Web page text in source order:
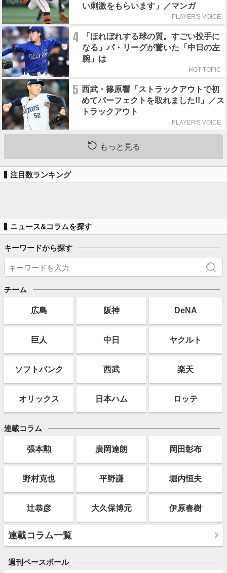
い刺激をもらいます」／マンガ
PLAYER'S VOICE
4
「ほれぼれする球の質。すごい投手に
なる」パ・リーグが驚いた「中日の左
腕」は
HOT TOPIC
5 西武・篠原響「ストラックアウトで初
めてパーフェクトを取れました!!」／ス
トラックアウト
PLAYER'S VOICE
もっと見る
注目数ランキング
ニュース&コラムを探す
キーワードから探す
チーム
広島 阪神 DeNA
巨人 中日 ヤクルト
ソフトバンク 西武 楽天
オリックス 日本ハム ロッテ
連載コラム
張本勲 廣岡達朗 岡田彰布
野村克也 平野謙 堀内恒夫
辻恭彦 大久保博元 伊原春樹
連載コラム一覧
週刊ベースボール